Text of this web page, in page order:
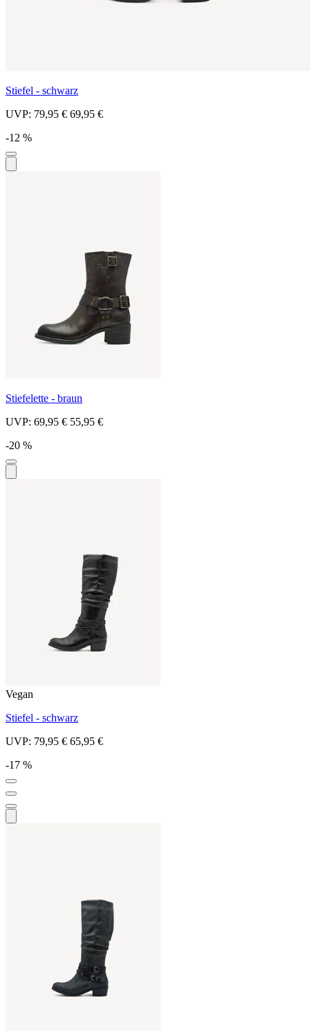
Stiefel - schwarz
UVP: 79,95 € 69,95 €
-12 %
Stiefelette - braun
UVP: 69,95 € 55,95 €
-20 %
Vegan
Stiefel - schwarz
UVP: 79,95 € 65,95 €
-17 %